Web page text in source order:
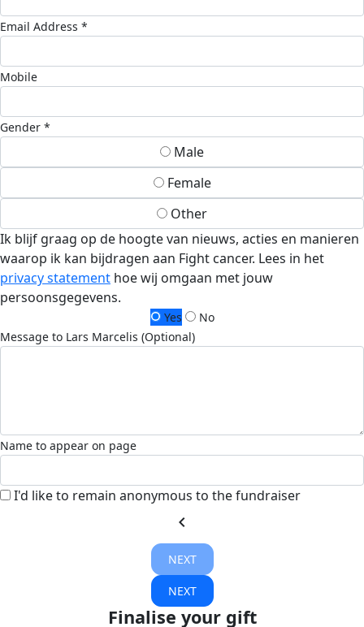
Email Address *
Mobile
Gender *
Male
Female
Other
Ik blijf graag op de hoogte van nieuws, acties en manieren
waarop ik kan bijdragen aan Fight cancer. Lees in het
privacy statement hoe wij omgaan met jouw
persoonsgegevens.
Yes
No
Message to Lars Marcelis (Optional)
Name to appear on page
I'd like to remain anonymous to the fundraiser
chevron_left
NEXT
NEXT
Finalise your gift